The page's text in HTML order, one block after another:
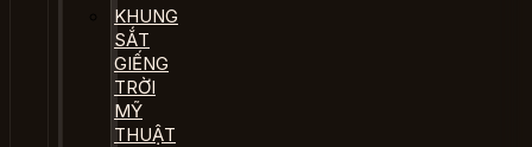
KHUNG
SẮT
GIẾNG
TRỜI
MỸ
THUẬT